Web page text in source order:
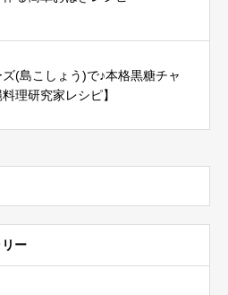
ズ(島こしょう)で♪本格黒糖チャ
理研究家レシピ】
ー